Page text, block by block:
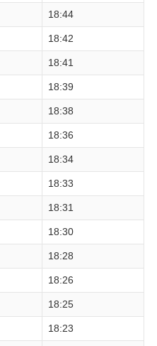
18:44
18:42
18:41
18:39
18:38
18:36
18:34
18:33
18:31
18:30
18:28
18:26
18:25
18:23